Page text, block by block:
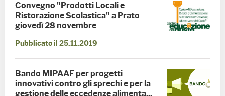
Convegno "Prodotti Locali e
Ristorazione Scolastica" a Prato
giovedì 28 novembre
Pubblicato il 25.11.2019
Bando MIPAAF per progetti
innovativi contro gli sprechi e per la
gestione delle eccedenze alimenta...